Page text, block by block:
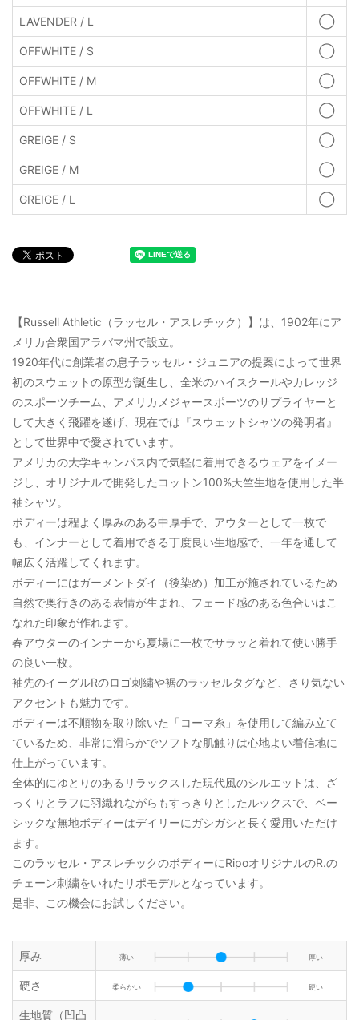
LAVENDER / L ◯
OFFWHITE / S ◯
OFFWHITE / M ◯
OFFWHITE / L ◯
GREIGE / S ◯
GREIGE / M ◯
GREIGE / L ◯
【Russell Athletic（ラッセル・アスレチック）】は、1902年にア
メリカ合衆国アラバマ州で設立。
1920年代に創業者の息子ラッセル・ジュニアの提案によって世界
初のスウェットの原型が誕生し、全米のハイスクールやカレッジ
のスポーツチーム、アメリカメジャースポーツのサプライヤーと
して大きく飛躍を遂げ、現在では『スウェットシャツの発明者』
として世界中で愛されています。
アメリカの大学キャンパス内で気軽に着用できるウェアをイメー
ジし、オリジナルで開発したコットン100%天竺生地を使用した半
袖シャツ。
ボディーは程よく厚みのある中厚手で、アウターとして一枚で
も、インナーとして着用できる丁度良い生地感で、一年を通して
幅広く活躍してくれます。
ボディーにはガーメントダイ（後染め）加工が施されているため
自然で奥行きのある表情が生まれ、フェード感のある色合いはこ
なれた印象が作れます。
春アウターのインナーから夏場に一枚でサラッと着れて使い勝手
の良い一枚。
袖先のイーグルRのロゴ刺繍や裾のラッセルタグなど、さり気ない
アクセントも魅力です。
ボディーは不順物を取り除いた「コーマ糸」を使用して編み立て
ているため、非常に滑らかでソフトな肌触りは心地よい着信地に
仕上がっています。
全体的にゆとりのあるリラックスした現代風のシルエットは、ざ
っくりとラフに羽織れながらもすっきりとしたルックスで、ベー
シックな無地ボディーはデイリーにガシガシと長く愛用いただけ
ます。
このラッセル・アスレチックのボディーにRipoオリジナルのR.の
チェーン刺繍をいれたリポモデルとなっています。
是非、この機会にお試しください。
厚み 薄い 厚い
硬さ 柔らかい 硬い
生地質（凹凸